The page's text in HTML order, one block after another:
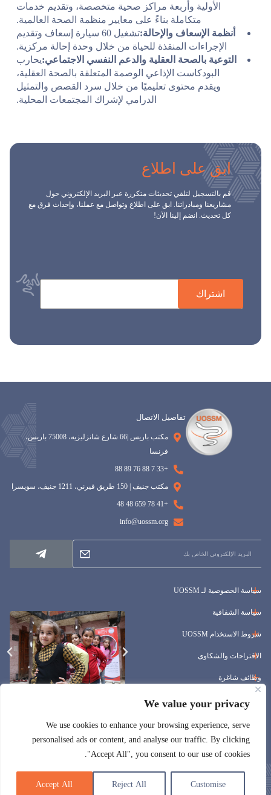
We value your privacy
We use cookies to enhance your browsing experience, serve
personalised ads or content, and analyse our traffic. By clicking
"Accept All", you consent to our use of cookies.
Customise
Reject All
Accept All
الأولية وأربعة مراكز صحية متخصصة، وتقديم خدمات
متكاملة بناءً على معايير منظمة الصحة العالمية.
أنظمة الإسعاف والإحالة:
تشغيل 60 سيارة إسعاف وتقديم
الإجراءات المنقذة للحياة من خلال وحدة إحالة مركزية.
التوعية بالصحة العقلية والدعم النفسي الاجتماعي:يحارب
البودكاست الإذاعي الوصمة المتعلقة بالصحة العقلية،
ويقدم محتوى تعليميًا من خلال سرد القصص والتمثيل
الدرامي لإشراك المجتمعات المحلية.
ابق على اطلاع
قم بالتسجيل لتلقي تحديثات متكررة عبر البريد الإلكتروني حول
مشاريعنا ومبادراتنا. ابق على اطلاع وتواصل مع عملنا، وإحداث فرق مع
كل تحديث. انضم إلينا الآن!
اشتراك
تفاصيل الاتصال
مكتب باريس |66 شارع شانزليزيه، 75008 باريس،
فرنسا
+33 7 88 76 89 88
مكتب جنيف | 150 طريق فيرني، 1211 جنيف، سويسرا
+41 78 659 48 48
info@uossm.org
سياسة الخصوصية لـ UOSSM
سياسة الشفافية
شروط الاستخدام UOSSM
الاقتراحات والشكاوى
وظائف شاغرة